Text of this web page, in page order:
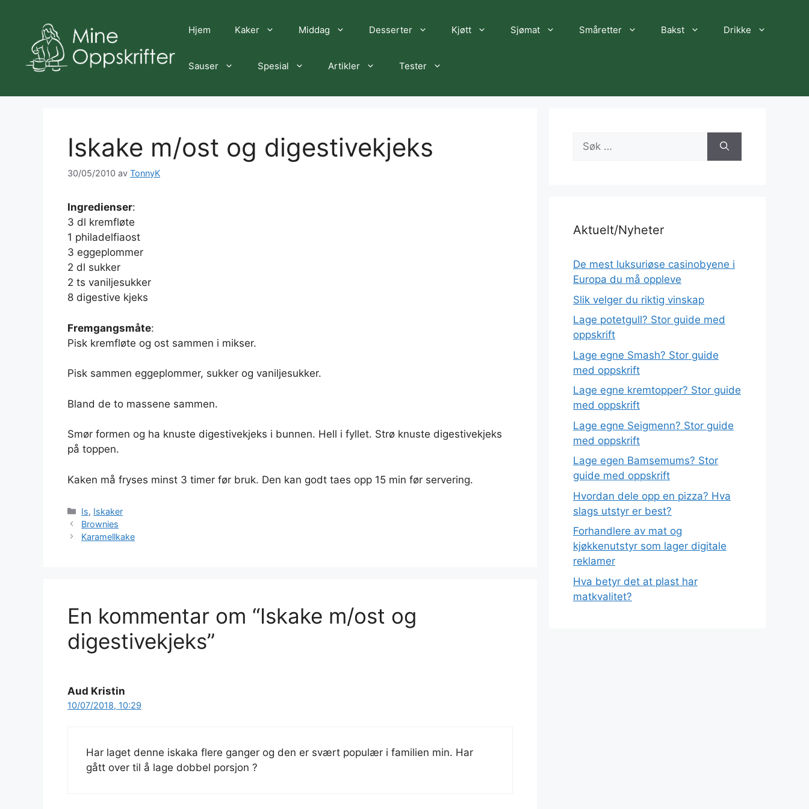
Hjem Kaker Middag Desserter Kjøtt Sjømat Småretter Bakst Drikke
Sauser Spesial Artikler Tester
Iskake m/ost og digestivekjeks
30/05/2010 av TonnyK
Ingredienser:
3 dl kremfløte
1 philadelfiaost
3 eggeplommer
2 dl sukker
2 ts vaniljesukker
8 digestive kjeks
Fremgangsmåte:
Pisk kremfløte og ost sammen i mikser.
Pisk sammen eggeplommer, sukker og vaniljesukker.
Bland de to massene sammen.
Smør formen og ha knuste digestivekjeks i bunnen. Hell i fyllet. Strø knuste digestivekjeks
på toppen.
Kaken må fryses minst 3 timer før bruk. Den kan godt taes opp 15 min før servering.
Kategorier
Is, Iskaker
Brownies
Karamellkake
En kommentar om “Iskake m/ost og
digestivekjeks”
Aud Kristin
10/07/2018, 10:29
Har laget denne iskaka flere ganger og den er svært populær i familien min. Har
gått over til å lage dobbel porsjon ?
Søk
etter:
Aktuelt/Nyheter
De mest luksuriøse casinobyene i
Europa du må oppleve
Slik velger du riktig vinskap
Lage potetgull? Stor guide med
oppskrift
Lage egne Smash? Stor guide
med oppskrift
Lage egne kremtopper? Stor guide
med oppskrift
Lage egne Seigmenn? Stor guide
med oppskrift
Lage egen Bamsemums? Stor
guide med oppskrift
Hvordan dele opp en pizza? Hva
slags utstyr er best?
Forhandlere av mat og
kjøkkenutstyr som lager digitale
reklamer
Hva betyr det at plast har
matkvalitet?